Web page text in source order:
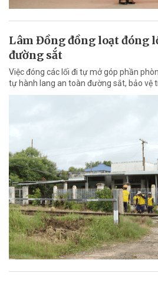
Lâm Đồng đồng loạt đóng
đường sắt
Việc đóng các lối đi tự mở góp phần
tự hành lang an toàn đường sắt, bảo vệ